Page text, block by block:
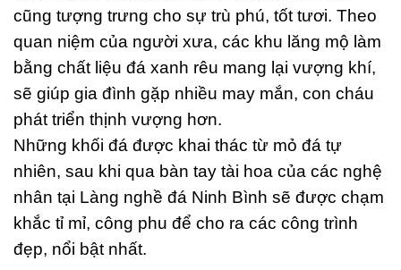
cũng tượng trưng cho sự trù phú, tốt tươi. Theo
quan niệm của người xưa, các khu lăng mộ làm
bằng chất liệu đá xanh rêu mang lại vượng khí,
sẽ giúp gia đình gặp nhiều may mắn, con cháu
phát triển thịnh vượng hơn.
Những khối đá được khai thác từ mỏ đá tự
nhiên, sau khi qua bàn tay tài hoa của các nghệ
nhân tại Làng nghề đá Ninh Bình sẽ được chạm
khắc tỉ mỉ, công phu để cho ra các công trình
đẹp, nổi bật nhất.